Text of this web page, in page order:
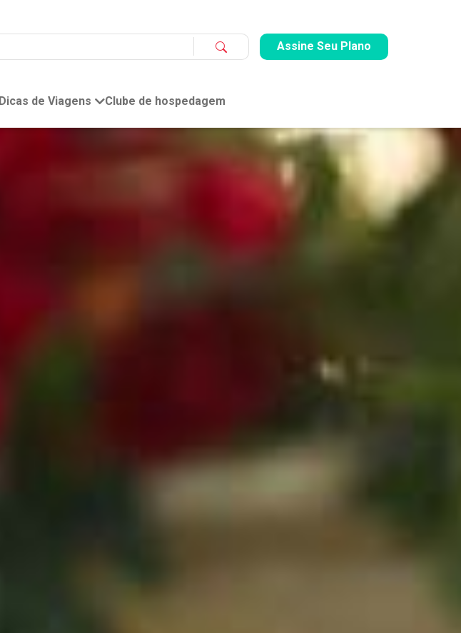
Assine Seu Plano
Dicas de Viagens Clube de hospedagem